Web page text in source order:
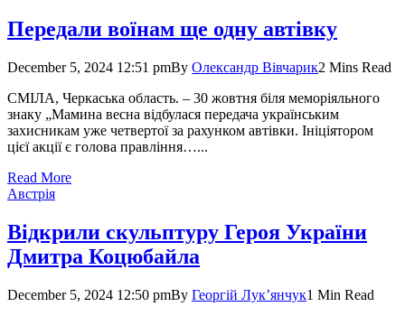
Передали воїнам ще одну автівку
December 5, 2024 12:51 pmBy Олександр Вівчарик2 Mins Read
СМІЛА, Черкаська область. – 30 жовтня біля меморіяльного
знаку „Мамина весна відбулася передача українським
захисникам уже четвертої за рахунком автівки. Ініціятором
цієї акції є голова правління…...
Read More
Австрія
Відкрили скульптуру Героя України
Дмитра Коцюбайла
December 5, 2024 12:50 pmBy Георгій Лук’янчук1 Min Read